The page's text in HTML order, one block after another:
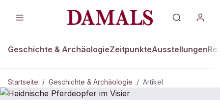
Geschichte & ArchäologieZeitpunkteAusstellungen
Startseite / Geschichte & Archäologie / Artikel